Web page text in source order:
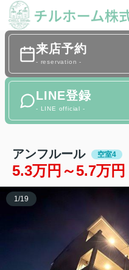
来店予約
- reservation -
LINE登録
- LINE official -
アンフルール 空室4
5.3万円～5.7万円
1/19